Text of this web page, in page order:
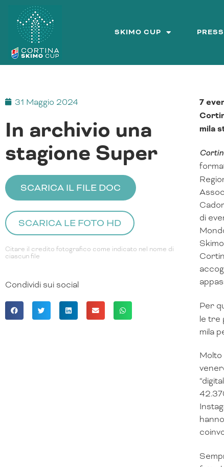
contenuto
SKIMO CUP
31 Maggio 2024
In archivio una
stagione Super
SCARICA IL FILE DOC
SCARICA LE FOTO HD
Citare il credito fotografico come indicato nel nome di
ciascun file
Condividi sui social
7
mila
di
Per
le tre
mila
Molto